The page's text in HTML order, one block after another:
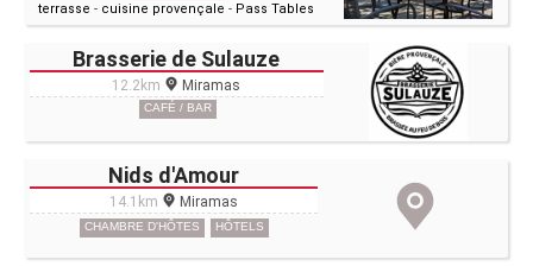
terrasse - cuisine provençale - Pass Tables
Brasserie de Sulauze
12.2km Miramas
CAFÉ / BAR
Nids d'Amour
14.1km Miramas
CHAMBRE D'HÔTES HÔTELS